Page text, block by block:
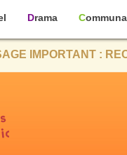
Drama
IMPORTANT :